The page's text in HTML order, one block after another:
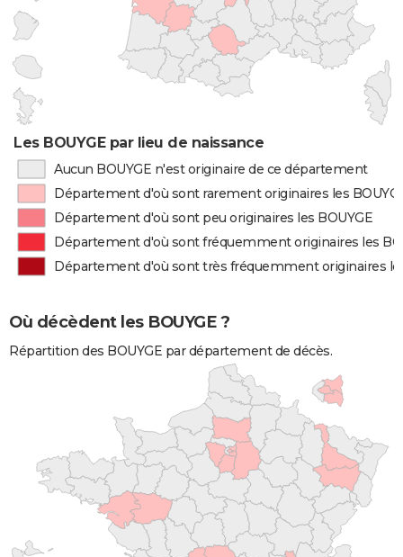
Les BOUYGE par lieu de naissance
Aucun BOUYGE n'est originaire de ce département
Département d'où sont rarement originaires les
Département d'où sont peu originaires les BOUYGE
Département d'où sont fréquemment originaires les
Département d'où sont très fréquemment originaires
Où décèdent les BOUYGE ?
Répartition des BOUYGE par département de décès.